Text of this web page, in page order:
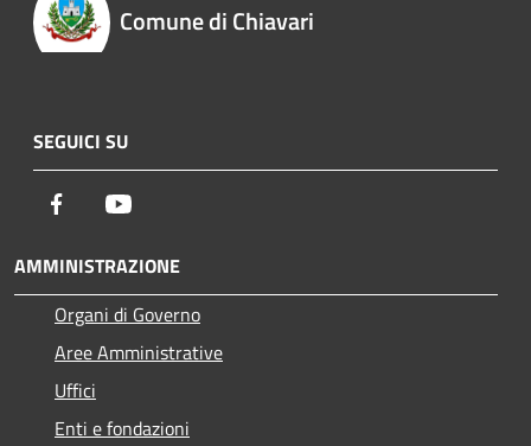
Comune di Chiavari
SEGUICI SU
Facebook
AMMINISTRAZIONE
Organi di Governo
Aree Amministrative
Uffici
Enti e fondazioni